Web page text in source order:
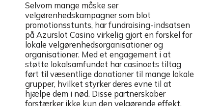
Selvom mange måske ser
velgørenhedskampagner som blot
promotionsstunts, har fundraising-indsatsen
på Azurslot Casino virkelig gjort en forskel for
lokale velgørenhedsorganisationer og
organisationer. Med et engagement i at
støtte lokalsamfundet har casinoets tiltag
ført til væsentlige donationer til mange lokale
grupper, hvilket styrker deres evne til at
hjælpe dem i nød. Disse partnerskaber
forstærker ikke kun den velgørende effekt,